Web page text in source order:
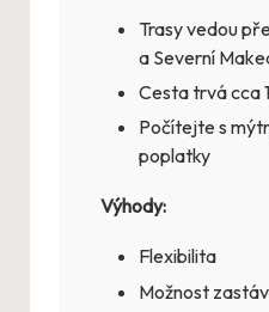
Trasy vedou
a Severní
Cesta trvá cca
Počítejte s
poplatky
Výhody:
Flexibilita
Možnost